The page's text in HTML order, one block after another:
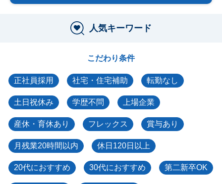
人気キーワード
こだわり条件
正社員採用 社宅・住宅補助 転勤なし
土日祝休み 学歴不問 上場企業
産休・育休あり フレックス 賞与あり
月残業20時間以内 休日120日以上
20代におすすめ 30代におすすめ 第二新卒OK